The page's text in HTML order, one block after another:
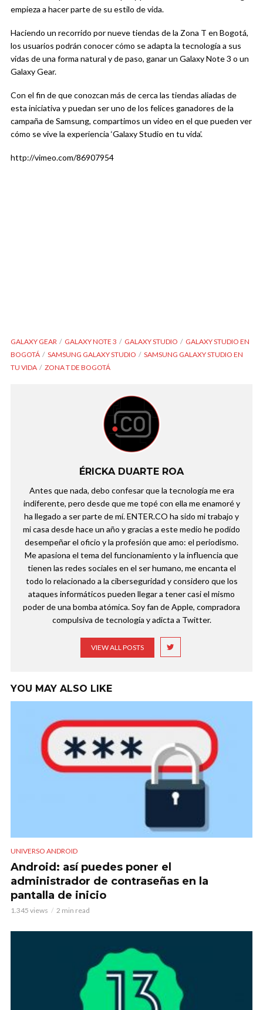
empieza a hacer parte de su estilo de vida.
Haciendo un recorrido por nueve tiendas de la Zona T en Bogotá,
los usuarios podrán conocer cómo se adapta la tecnología a sus
vidas de una forma natural y de paso, ganar un Galaxy Note 3 o un
Galaxy Gear.
Con el fin de que conozcan más de cerca las tiendas aliadas de
esta iniciativa y puedan ser uno de los felices ganadores de la
campaña de Samsung, compartimos un video en el que pueden ver
cómo se vive la experiencia ‘Galaxy Studio en tu vida’.
http://vimeo.com/86907954
GALAXY GEAR GALAXY NOTE 3 GALAXY STUDIO
GALAXY STUDIO EN
BOGOTÁ
SAMSUNG GALAXY STUDIO
SAMSUNG GALAXY STUDIO EN
TU VIDA
ZONA T DE BOGOTÁ
ÉRICKA DUARTE ROA
Antes que nada, debo confesar que la tecnología me era
indiferente, pero desde que me topé con ella me enamoré y
ha llegado a ser parte de mí. ENTER.CO ha sido mi trabajo y
mi casa desde hace un año y gracias a este medio he podido
desempeñar el oficio y la profesión que amo: el periodismo.
Me apasiona el tema del funcionamiento y la influencia que
tienen las redes sociales en el ser humano, me encanta el
todo lo relacionado a la ciberseguridad y considero que los
ataques informáticos pueden llegar a tener casi el mismo
poder de una bomba atómica. Soy fan de Apple, compradora
compulsiva de tecnología y adicta a Twitter.
VIEW ALL POSTS
YOU MAY ALSO LIKE
UNIVERSO ANDROID
Android: así puedes poner el
administrador de contraseñas en la
pantalla de inicio
1.345 views 2 min read